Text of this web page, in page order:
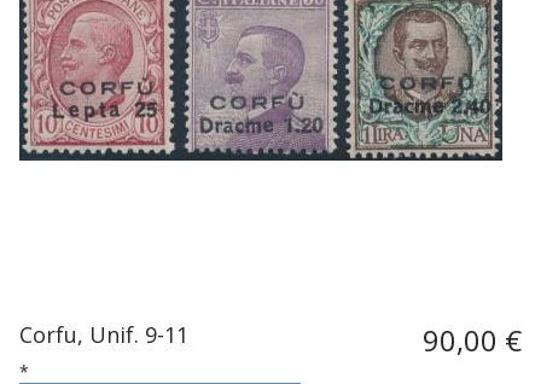
Corfu, Unif. 9-11 90,00 €
*